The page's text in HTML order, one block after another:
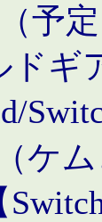
予
ドギ
ケ